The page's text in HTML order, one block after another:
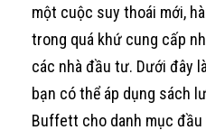
một cuộc suy thoái mới,
trong quá khứ cung cấp
các nhà đầu tư. Dưới đây
bạn có thể áp dụng sách
Buffett cho danh mục đầu